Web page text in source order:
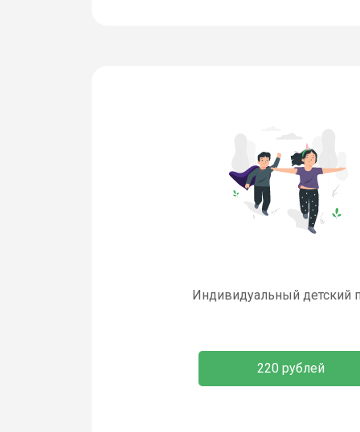
Индивидуальный детский
220 рублей